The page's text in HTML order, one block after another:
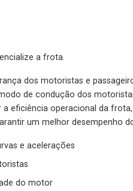
a frota.
dos motoristas e
de condução dos
eficiência operacional da
um melhor desempenho
e acelerações
do motor